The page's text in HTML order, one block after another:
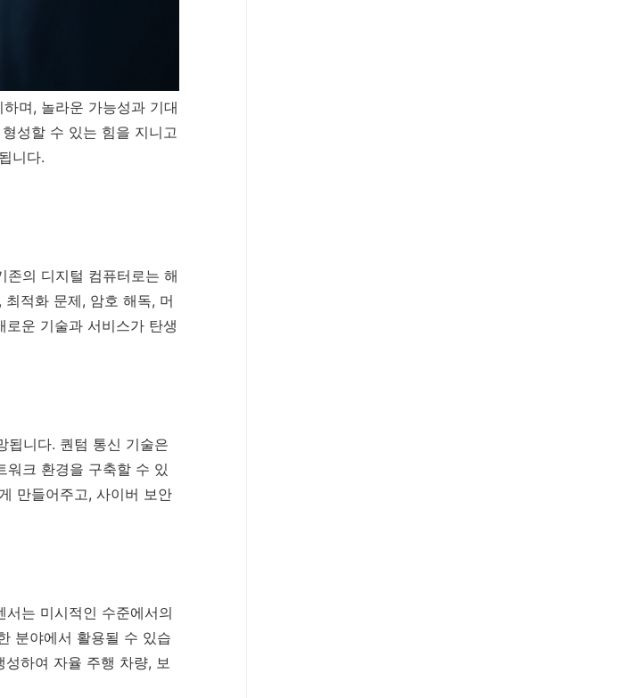
며, 놀라운 가능성과 기대
성할 수 있는 힘을 지니고
니다.
존의 디지털 컴퓨터로는 해
적화 문제, 암호 해독, 머
운 기술과 서비스가 탄생
됩니다. 퀀텀 통신 기술은
워크 환경을 구축할 수 있
만들어주고, 사이버 보안
는 미시적인 수준에서의
분야에서 활용될 수 있습
하여 자율 주행 차량, 보